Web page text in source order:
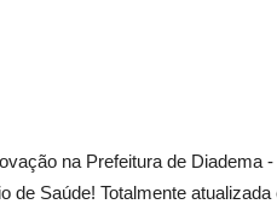
na Prefeitura de Diadema
de Saúde! Totalmente